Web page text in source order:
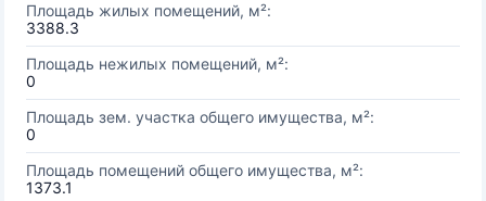
Площадь жилых помещений, м²:
3388.3
Площадь нежилых помещений, м²:
0
Площадь зем. участка общего имущества, м²:
0
Площадь помещений общего имущества, м²:
1373.1